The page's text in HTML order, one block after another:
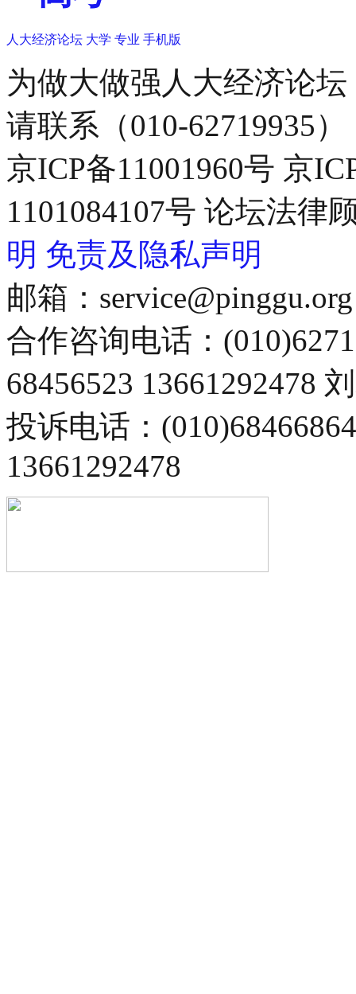
人大经济论坛 大学 专业 手机版
为做大做强人大经济论
请联系（010-62719935）
京ICP备11001960号 京
1101084107号 论坛法律
明 免责及隐私声明
邮箱：service@pinggu.org
合作咨询电话：
68456523 13661292478
投诉电话：
13661292478